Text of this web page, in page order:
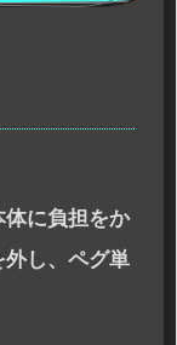
に負担をか
し、ペグ単